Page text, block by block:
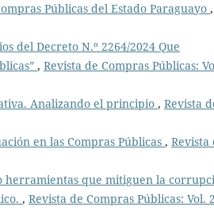
Públicas del Estado Paraguayo ,
del Decreto N.º 2264/2024 Que
, Revista de Compras Públicas:
Analizando el principio , Revista
en las Compras Públicas , Revista
herramientas que mitiguen la
, Revista de Compras Públicas: Vol. 2